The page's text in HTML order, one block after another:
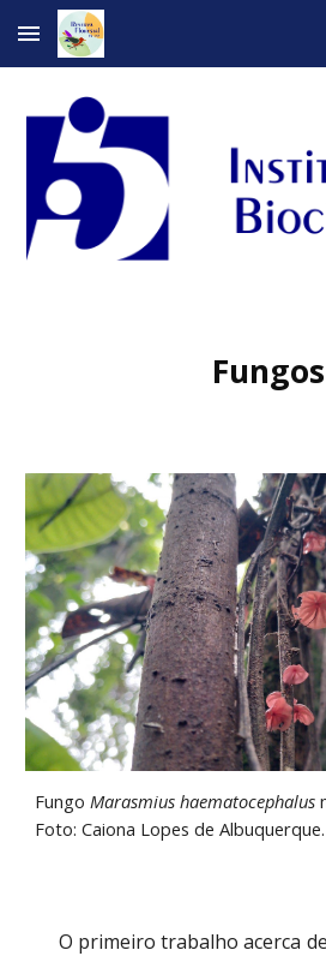
Skip to main content
Fungos
Fungo Marasmius haematocephalus
Foto: Caiona Lopes de Albuquerque.
O primeiro trabalho acerca